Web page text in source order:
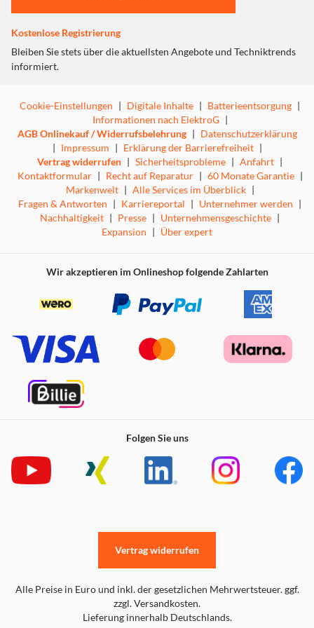
Kostenlose Registrierung
Bleiben Sie stets über die aktuellsten Angebote und Techniktrends
informiert.
Cookie-Einstellungen | Digitale Inhalte | Batterieentsorgung |
Informationen nach ElektroG |
AGB Onlinekauf / Widerrufsbelehrung | Datenschutzerklärung
| Impressum | Erklärung der Barrierefreiheit |
Vertrag widerrufen | Sicherheitsprobleme | Anfahrt |
Kontaktformular | Recht auf Reparatur | 60 Monate Garantie |
Markenwelt | Alle Services im Überblick |
Fragen & Antworten | Karriereportal | Unternehmer werden |
Nachhaltigkeit | Presse | Unternehmensgeschichte |
Expansion | Über expert
Wir akzeptieren im Onlineshop folgende Zahlarten
Folgen Sie uns
Alle Preise in Euro und inkl. der gesetzlichen Mehrwertsteuer. ggf.
zzgl. Versandkosten.
Lieferung innerhalb Deutschlands.
Vertrag widerrufen